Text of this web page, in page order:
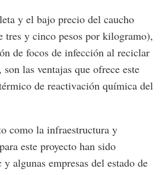
y el bajo precio del caucho
tres y cinco pesos por kilogramo),
de focos de infección al reciclar
las ventajas que ofrece este
de reactivación química del
como la infraestructura y
este proyecto han sido
algunas empresas del estado de